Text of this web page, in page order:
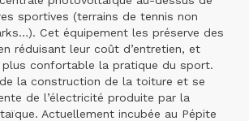
sportives (terrains de tennis non
Cet équipement les préserve des
réduisant leur coût d’entretien, et
confortable la pratique du sport.
la construction de la toiture et se
de l’électricité produite par la
Actuellement incubée au Pépite